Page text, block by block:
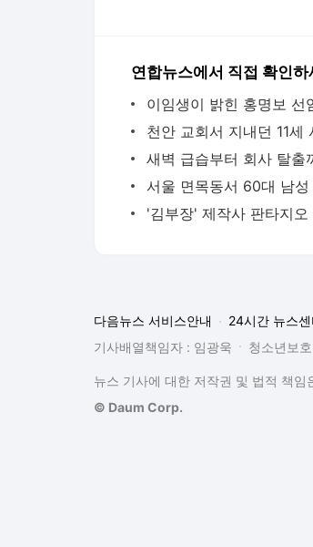
연합뉴스에서 직접 확인하
다음뉴스 서비스안내 24시간 뉴스센
기사배열책임자 : 임광욱
청소년보
뉴스 기사에 대한 저작권 및 법적 책
© Daum Corp.